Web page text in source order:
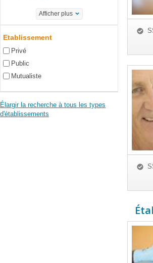
Afficher plus
Etablissement
Privé
Public
Mutualiste
Élargir la recherche à tous les types
d'établissements